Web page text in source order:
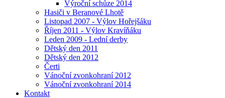
Výroční schůze 2014
Hasiči v Beranové Lhotě
Listopad 2007 - Výlov Hořejšáku
Říjen 2011 - Výlov Kravíňáku
Leden 2009 - Lední derby
Dětský den 2011
Dětský den 2012
Čerti
Vánoční zvonkohraní 2012
Vánoční zvonkohraní 2014
Kontakt